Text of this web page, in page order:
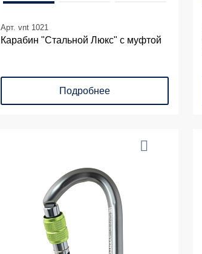
Арт. vnt 1021
Карабин "Стальной Люкс" с муфтой
Подробнее